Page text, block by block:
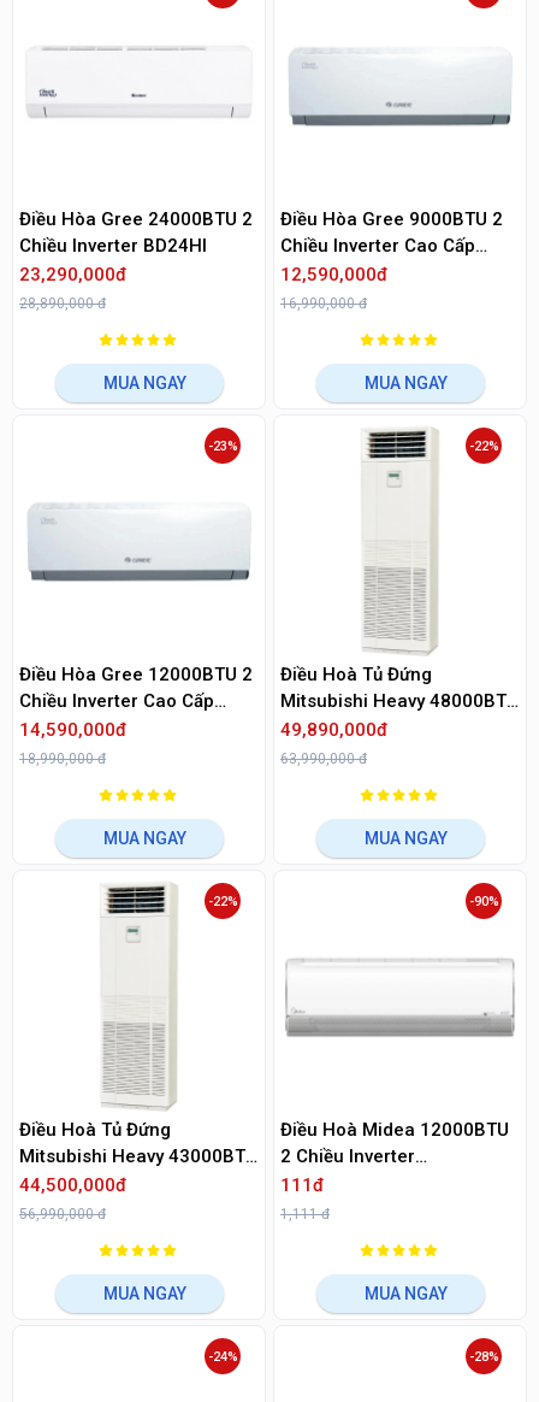
Điều Hòa Gree 24000BTU 2
Chiều Inverter BD24Hl
23,290,000đ
28,890,000 đ
MUA NGAY
Điều Hòa Gree 9000BTU 2
Chiều Inverter Cao Cấp
CLIVIA9HI
12,590,000đ
16,990,000 đ
MUA NGAY
Điều Hòa Gree 12000BTU 2
Chiều Inverter Cao Cấp
CLIVIA12HI
14,590,000đ
18,990,000 đ
-23%
MUA NGAY
Điều Hoà Tủ Đứng
Mitsubishi Heavy 48000BTU
1 Chiều FDF140CSV-S5
49,890,000đ
63,990,000 đ
-22%
MUA NGAY
Điều Hoà Tủ Đứng
Mitsubishi Heavy 43000BTU
1 Chiều FDF125CSV-S5
44,500,000đ
56,990,000 đ
-22%
MUA NGAY
Điều Hoà Midea 12000BTU
2 Chiều Inverter
MSMTIII13HRFN8
111đ
1,111 đ
-90%
MUA NGAY
-24% -28%